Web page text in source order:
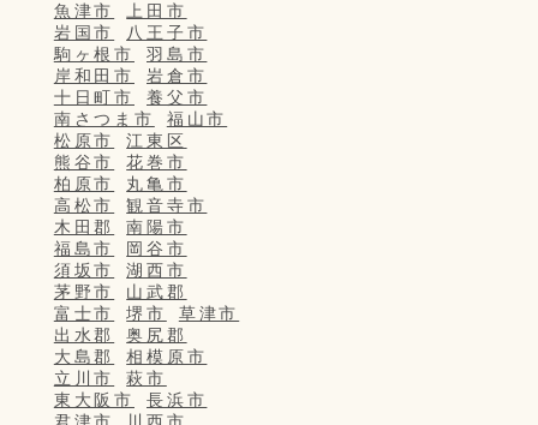
魚津市
上田市
岩国市
八王子市
駒ヶ根市
羽島市
岸和田市
岩倉市
十日町市
養父市
南さつま市
福山市
松原市
江東区
熊谷市
花巻市
柏原市
丸亀市
高松市
観音寺市
木田郡
南陽市
福島市
岡谷市
須坂市
湖西市
茅野市
山武郡
富士市
堺市
草津市
出水郡
奥尻郡
大島郡
相模原市
立川市
萩市
東大阪市
長浜市
君津市
川西市